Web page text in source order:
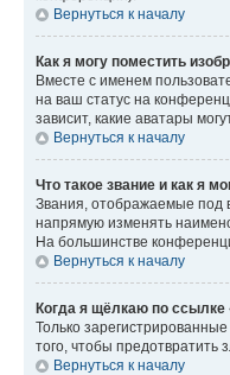
Вернуться к началу
Как я могу поместить
Вместе с именем
на ваш статус на
зависит, какие аватары
Вернуться к началу
Что такое звание и как я
Звания, отображаемые под
напрямую изменять
На большинстве
Вернуться к началу
Когда я щёлкаю по ссылке
Только
того, чтобы предотвратить
Вернуться к началу